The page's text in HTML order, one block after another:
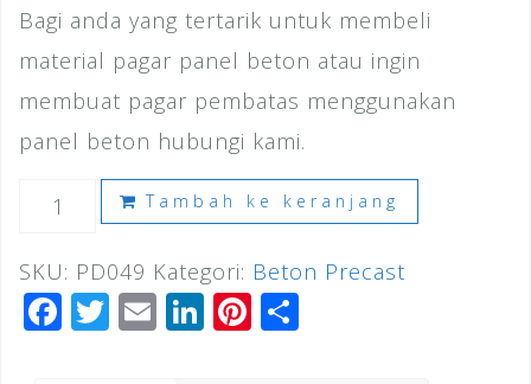
Bagi anda yang tertarik untuk membeli
material pagar panel beton atau ingin
membuat pagar pembatas menggunakan
panel beton hubungi kami.
Kuantitas
Pagar
Panel
Tambah ke keranjang
SKU: PD049 Kategori: Beton Precast
F T E Li Pi